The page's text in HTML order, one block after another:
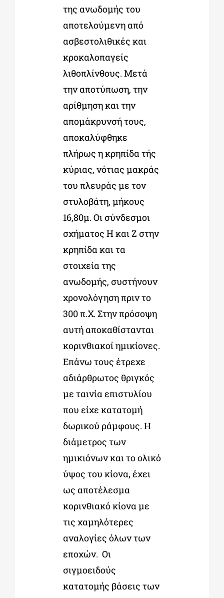
της ανωδομής του
αποτελούμενη από
ασβεστολιθικές και
κροκαλοπαγείς
λιθοπλίνθους. Μετά
την αποτύπωση, την
αρίθμηση και την
απομάκρυνσή τους,
αποκαλύφθηκε
πλήρως η κρηπίδα τής
κύριας, νότιας μακράς
του πλευράς με τον
στυλοβάτη, μήκους
16,80μ. Οι σύνδεσμοι
σχήματος Η και Ζ στην
κρηπίδα και τα
στοιχεία της
ανωδομής, συστήνουν
χρονολόγηση πριν το
300 π.Χ. Στην πρόσοψη
αυτή αποκαθίστανται
κορινθιακοί ημικίονες.
Επάνω τους έτρεχε
αδιάρθρωτος θριγκός
με ταινία επιστυλίου
που είχε κατατομή
δωρικού ράμφους. Η
διάμετρος των
ημικιόνων και το ολικό
ύψος του κίονα, έχει
ως αποτέλεσμα
κορινθιακό κίονα με
τις χαμηλότερες
αναλογίες όλων των
εποχών. Οι
σιγμοειδούς
κατατομής βάσεις των